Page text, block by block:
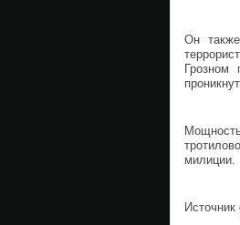
Он
Грозном
милиции.
Источник